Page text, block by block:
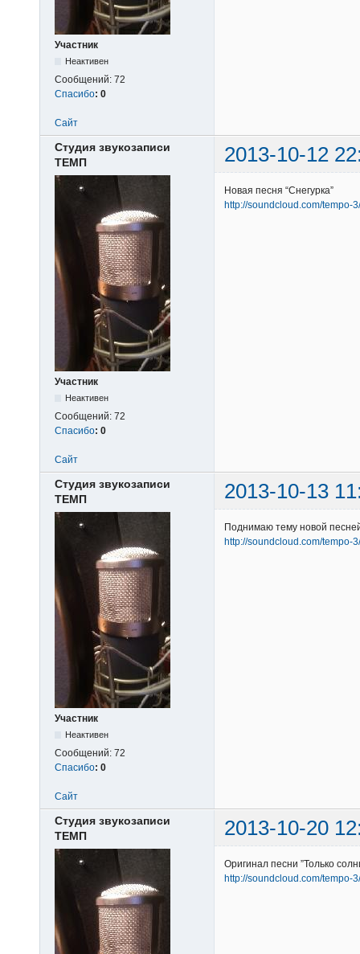
Участник
Неактивен
Сообщений: 72
Спасибо: 0
Сайт
Студия звукозаписи
ТЕМП
2013-10-12
Участник
Неактивен
Сообщений: 72
Спасибо: 0
Новая песня “Снегурка”
http://soundcloud.com/tempo-
Сайт
Студия звукозаписи
ТЕМП
2013-10-13
Участник
Неактивен
Сообщений: 72
Спасибо: 0
Поднимаю тему новой
http://soundcloud.com/tempo-
Сайт
Студия звукозаписи
ТЕМП
2013-10-20
Оригинал песни ”Только
http://soundcloud.com/tempo-